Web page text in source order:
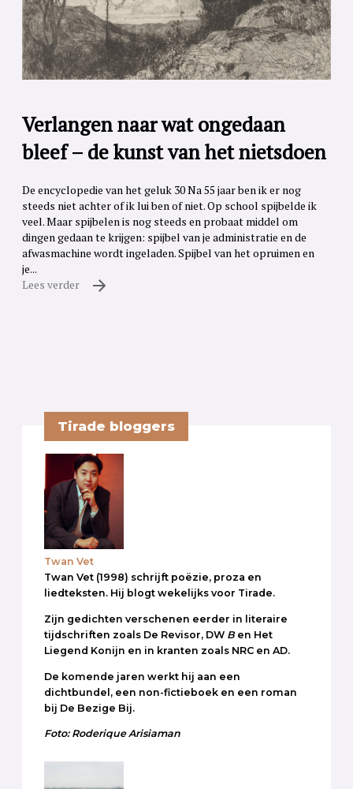
Verlangen naar wat ongedaan
bleef – de kunst van het nietsdoen
De encyclopedie van het geluk 30 Na 55 jaar ben ik er nog
steeds niet achter of ik lui ben of niet. Op school spijbelde ik
veel. Maar spijbelen is nog steeds en probaat middel om
dingen gedaan te krijgen: spijbel van je administratie en de
afwasmachine wordt ingeladen. Spijbel van het opruimen en
je...
Lees verder
Tirade bloggers
Twan Vet
Twan Vet (1998) schrijft poëzie, proza en
liedteksten. Hij blogt wekelijks voor Tirade.
Zijn gedichten verschenen eerder in literaire
tijdschriften zoals De Revisor, DW B en Het
Liegend Konijn en in kranten zoals NRC en AD.
De komende jaren werkt hij aan een
dichtbundel, een non-fictieboek en een roman
bij De Bezige Bij.
Foto: Roderique Arisiaman